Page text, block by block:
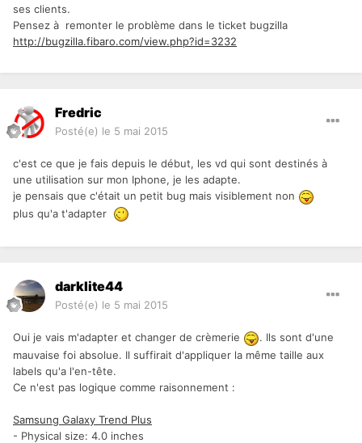
ses clients.
Pensez à remonter le problème dans le ticket bugzilla
http://bugzilla.fibaro.com/view.php?id=3232
Fredric
Posté(e) le 5 mai 2015
c'est ce que je fais depuis le début, les vd qui sont destinés à
une utilisation sur mon Iphone, je les adapte.
je pensais que c'était un petit bug mais visiblement non
plus qu'a t'adapter
darklite44
Posté(e) le 5 mai 2015
Oui je vais m'adapter et changer de crèmerie
. Ils sont d'une
mauvaise foi absolue. Il suffirait d'appliquer la même taille aux
labels qu'a l'en-tête.
Ce n'est pas logique comme raisonnement :
Samsung Galaxy Trend Plus
- Physical size: 4.0 inches